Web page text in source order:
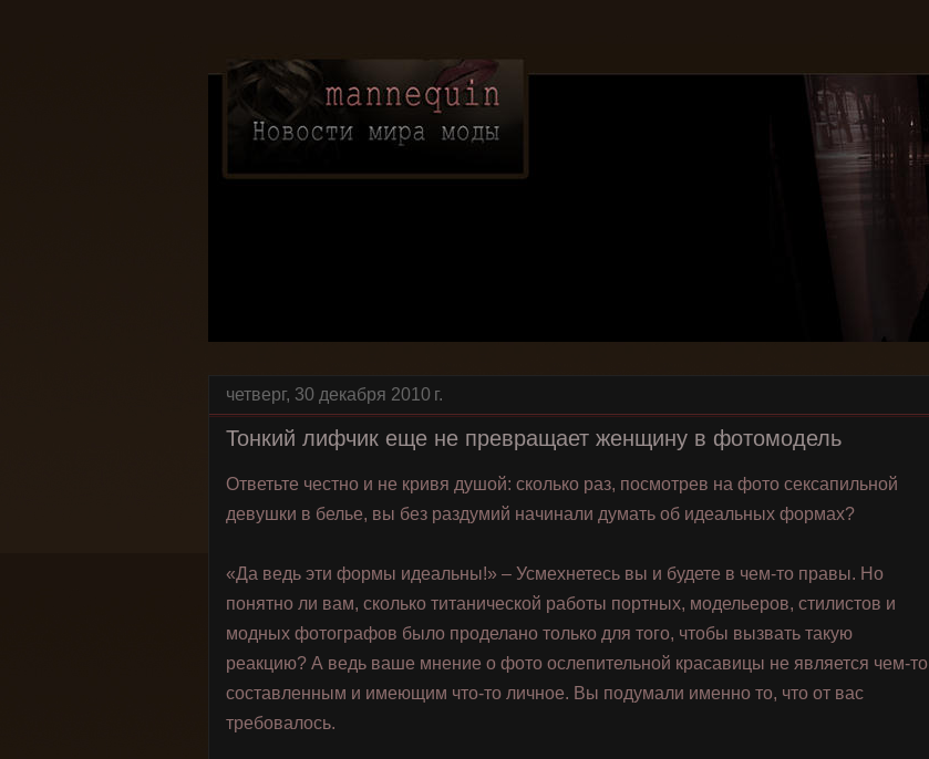
четверг, 30 декабря 2010 г.
Тонкий лифчик еще не превращает женщину в фотомодель
Ответьте честно и не кривя душой: сколько раз, посмотрев на фото сексапильной
девушки в белье, вы без раздумий начинали думать об идеальных формах?
«Да ведь эти формы идеальны!» – Усмехнетесь вы и будете в чем-то правы. Но
понятно ли вам, сколько титанической работы портных, модельеров, стилистов и
модных фотографов было проделано только для того, чтобы вызвать такую
реакцию? А ведь ваше мнение о фото ослепительной красавицы не является чем-то
составленным и имеющим что-то личное. Вы подумали именно то, что от вас
требовалось.